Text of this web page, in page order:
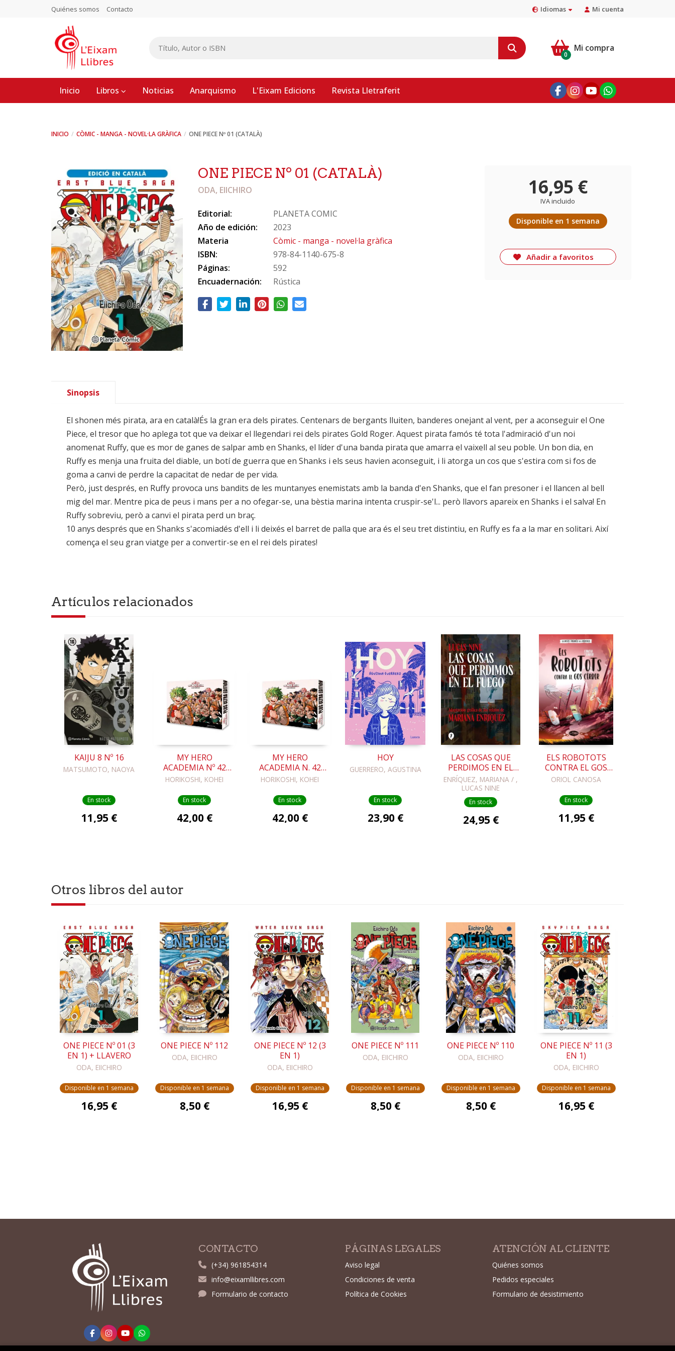
Quiénes somos Contacto Idiomas Mi cuenta
Mi compra
0
Inicio Libros Noticias Anarquismo L'Eixam Edicions Revista Lletraferit
INICIO CÒMIC - MANGA - NOVEL·LA GRÀFICA ONE PIECE Nº 01 (CATALÀ)
ONE PIECE Nº 01 (CATALÀ)
ODA, EIICHIRO
Editorial:
PLANETA COMIC
Año de edición:
2023
Materia
Còmic - manga - novel·la gràfica
ISBN:
978-84-1140-675-8
Páginas:
592
Encuadernación:
Rústica
16,95 €
IVA incluido
Disponible en 1 semana
Añadir a favoritos
Sinopsis
El shonen més pirata, ara en català!És la gran era dels pirates. Centenars de bergants lluiten, banderes onejant al vent, per a aconseguir el One
Piece, el tresor que ho aplega tot que va deixar el llegendari rei dels pirates Gold Roger. Aquest pirata famós té tota l'admiració d'un noi
anomenat Ruffy, que es mor de ganes de salpar amb en Shanks, el líder d'una banda pirata que amarra el vaixell al seu poble. Un bon dia, en
Ruffy es menja una fruita del diable, un botí de guerra que en Shanks i els seus havien aconseguit, i li atorga un cos que s'estira com si fos de
goma a canvi de perdre la capacitat de nedar de per vida.
Però, just després, en Ruffy provoca uns bandits de les muntanyes enemistats amb la banda d'en Shanks, que el fan presoner i el llancen al bell
mig del mar. Mentre pica de peus i mans per a no ofegar-se, una bèstia marina intenta cruspir-se'l... però llavors apareix en Shanks i el salva! En
Ruffy sobreviu, però a canvi el pirata perd un braç.
10 anys després que en Shanks s'acomiadés d'ell i li deixés el barret de palla que ara és el seu tret distintiu, en Ruffy es fa a la mar en solitari. Així
comença el seu gran viatge per a convertir-se en el rei dels pirates!
Artículos relacionados
KAIJU 8 Nº 16
MATSUMOTO, NAOYA
En stock
11,95 €
MY HERO
ACADEMIA Nº 42
(EDICIÓN ESPECIAL
HORIKOSHI, KOHEI
En stock
42,00 €
MY HERO
ACADEMIA N. 42
CATALÀ (EDICIÓ
HORIKOSHI, KOHEI
En stock
42,00 €
HOY
GUERRERO, AGUSTINA
En stock
23,90 €
LAS COSAS QUE
PERDIMOS EN EL
FUEGO
ENRÍQUEZ, MARIANA / ,
LUCAS NINE
En stock
24,95 €
ELS ROBOTOTS
CONTRA EL GOS
CÈRBER
ORIOL CANOSA
En stock
11,95 €
Otros libros del autor
ONE PIECE Nº 01 (3
EN 1) + LLAVERO
ODA, EIICHIRO
Disponible en 1 semana
16,95 €
ONE PIECE Nº 112
ODA, EIICHIRO
Disponible en 1 semana
8,50 €
ONE PIECE Nº 12 (3
EN 1)
ODA, EIICHIRO
Disponible en 1 semana
16,95 €
ONE PIECE Nº 111
ODA, EIICHIRO
Disponible en 1 semana
8,50 €
ONE PIECE Nº 110
ODA, EIICHIRO
Disponible en 1 semana
8,50 €
ONE PIECE Nº 11 (3
EN 1)
ODA, EIICHIRO
Disponible en 1 semana
16,95 €
CONTACTO
(+34) 961854314
info@eixamllibres.com
Formulario de contacto
PÁGINAS LEGALES
Aviso legal
Condiciones de venta
Política de Cookies
ATENCIÓN AL CLIENTE
Quiénes somos
Pedidos especiales
Formulario de desistimiento